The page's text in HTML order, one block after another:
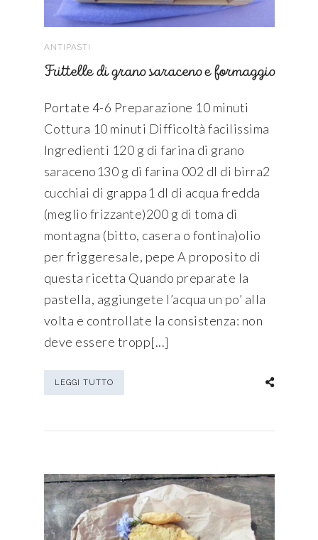
ANTIPASTI
Frittelle di grano saraceno e formaggio
Portate 4-6 Preparazione 10 minuti
Cottura 10 minuti Difficoltà facilissima
Ingredienti 120 g di farina di grano
saraceno130 g di farina 002 dl di birra2
cucchiai di grappa1 dl di acqua fredda
(meglio frizzante)200 g di toma di
montagna (bitto, casera o fontina)olio
per friggeresale, pepe A proposito di
questa ricetta Quando preparate la
pastella, aggiungete l’acqua un po’ alla
volta e controllate la consistenza: non
deve essere tropp[...]
LEGGI TUTTO